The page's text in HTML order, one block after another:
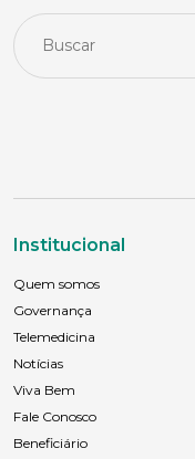
Institucional
Quem somos
Governança
Telemedicina
Notícias
Viva Bem
Fale Conosco
Beneficiário